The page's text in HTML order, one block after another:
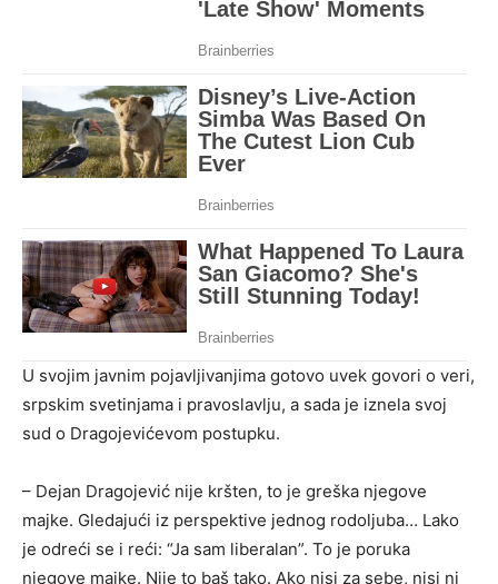
U svojim javnim pojavljivanjima gotovo uvek govori o veri,
srpskim svetinjama i pravoslavlju, a sada je iznela svoj
sud o Dragojevićevom postupku.
– Dejan Dragojević nije kršten, to je greška njegove
majke. Gledajući iz perspektive jednog rodoljuba… Lako
je odreći se i reći: “Ja sam liberalan”. To je poruka
njegove majke. Nije to baš tako. Ako nisi za sebe, nisi ni